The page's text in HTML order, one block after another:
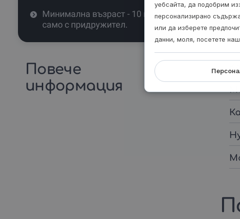
Минимална възраст - 10 г. Лица под 18 г. -
само с придружител.
Повече
информация
уебсайта, да подобрим
персонализирано
или да изберете
данни, моля, посетете